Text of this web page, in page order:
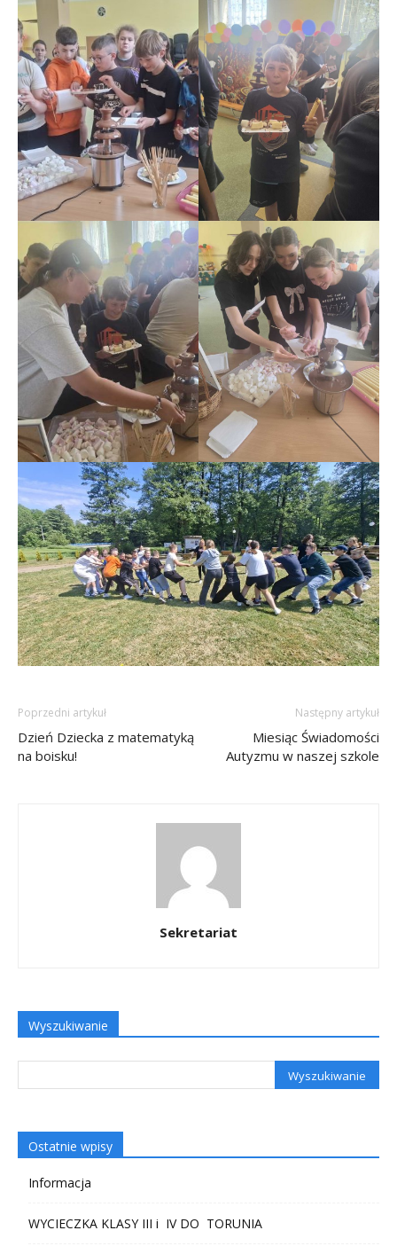
Poprzedni artykuł
Dzień Dziecka z matematyką
na boisku!
Następny artykuł
Miesiąc Świadomości
Autyzmu w naszej szkole
Sekretariat
Wyszukiwanie
Ostatnie wpisy
Informacja
WYCIECZKA KLASY III i IV DO TORUNIA